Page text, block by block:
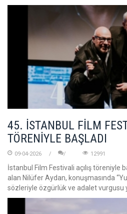
45. İSTANBUL FİLM
TÖRENİYLE BAŞLADI
09-04-2026 12991
İstanbul Film Festivali açılış töreniyle
alan Nilüfer Aydan, konuşmasında
sözleriyle özgürlük ve adalet vurgusu